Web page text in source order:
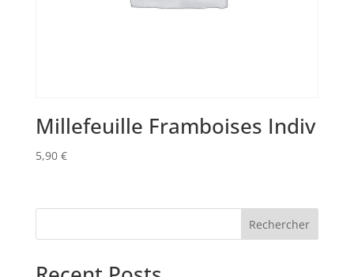
Millefeuille Framboises Indiv
5,90 €
Rechercher